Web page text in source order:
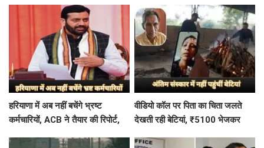
हरियाणा में अब नहीं बचेंगे भ्रष्ट
कर्मचारियों, ACB ने तैयार की रिपोर्ट,
वीडियो कॉल पर पिता का चिता जलते
देखती रही बेटियां, ₹5100 भेजकर